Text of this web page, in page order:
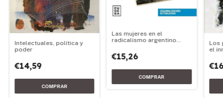
Intelectuales, política y
poder
€14,59
Las mujeres en el
radicalismo argentino
€15,26
Los
el